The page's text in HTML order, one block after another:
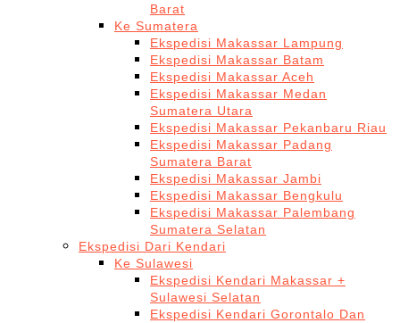
Barat
Ke Sumatera
Ekspedisi Makassar Lampung
Ekspedisi Makassar Batam
Ekspedisi Makassar Aceh
Ekspedisi Makassar Medan
Sumatera Utara
Ekspedisi Makassar Pekanbaru Riau
Ekspedisi Makassar Padang
Sumatera Barat
Ekspedisi Makassar Jambi
Ekspedisi Makassar Bengkulu
Ekspedisi Makassar Palembang
Sumatera Selatan
Ekspedisi Dari Kendari
Ke Sulawesi
Ekspedisi Kendari Makassar +
Sulawesi Selatan
Ekspedisi Kendari Gorontalo Dan